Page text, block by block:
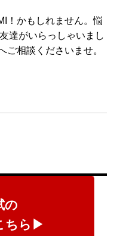
！かもしれません。悩
達がいらっしゃいまし
ご相談くださいませ。
の
ちら▶